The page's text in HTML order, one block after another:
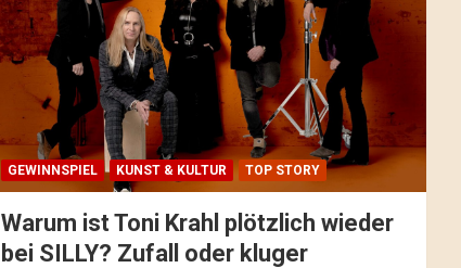
GEWINNSPIEL KUNST & KULTUR TOP STORY
Warum ist Toni Krahl plötzlich wieder
bei SILLY? Zufall oder kluger